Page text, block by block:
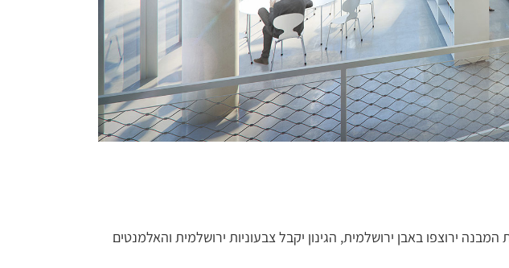
ירוצפו באבן ירושלמית, הגינון יקבל צבעוניות ירושלמית והאלמנטים